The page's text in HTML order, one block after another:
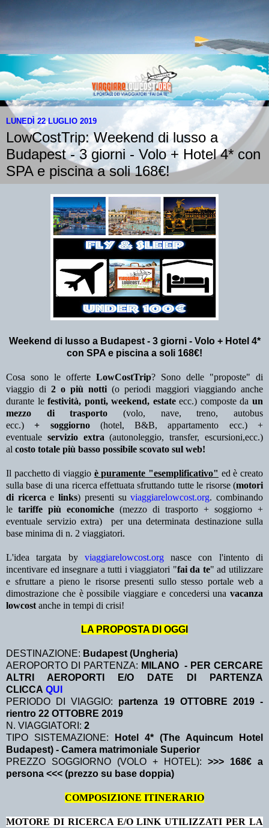
LUNEDÌ 22 LUGLIO 2019
LowCostTrip: Weekend di lusso a
Budapest - 3 giorni - Volo + Hotel 4* con
SPA e piscina a soli 168€!
Weekend di lusso a Budapest - 3 giorni - Volo + Hotel 4*
con SPA e piscina a soli 168€!
Cosa sono le offerte LowCostTrip? Sono delle "proposte" di
viaggio di 2 o più notti (o periodi maggiori viaggiando anche
durante lefestività, ponti, weekend, estateecc.) composte da un
mezzo di trasporto (volo, nave, treno, autobus
ecc.)+ soggiorno(hotel, B&B, appartamento ecc.) +
eventuale servizio extra (autonoleggio, transfer, escursioni,ecc.)
al costo totale più basso possibile scovato sul web!
Il pacchetto di viaggio è puramente "esemplificativo" ed è creato
sulla base di una ricerca effettuata sfruttando tutte le risorse (motori
di ricercaelinks) presenti suviaggiarelowcost.org. combinando
le tariffe più economiche (mezzo di trasporto + soggiorno +
eventuale servizio extra)
per una determinata destinazione sulla
base minima di n. 2 viaggiatori.
L'idea targata by viaggiarelowcost.orgnasce con l'intento di
incentivare ed insegnare a tutti i viaggiatori "fai da te" ad utilizzare
e sfruttare a pieno le risorse presenti sullo stesso portale web a
dimostrazione che è possibile viaggiare e concedersi una vacanza
lowcost anche in tempi di crisi!
LA PROPOSTA DI OGGI
DESTINAZIONE: Budapest (Ungheria)
AEROPORTO DI PARTENZA: MILANO - PER CERCARE
ALTRI AEROPORTI E/O DATE DI PARTENZA
CLICCA QUI
PERIODO DI VIAGGIO: partenza 19 OTTOBRE 2019-
rientro 22 OTTOBRE 2019
N. VIAGGIATORI: 2
TIPO SISTEMAZIONE:
Hotel 4* (The Aquincum Hotel
Budapest) - Camera matrimoniale Superior
PREZZO SOGGIORNO (VOLO + HOTEL): >>> 168€ a
persona <<< (prezzo su base doppia)
COMPOSIZIONE ITINERARIO
MOTORE DI RICERCA E/O LINK UTILIZZATI PER LA